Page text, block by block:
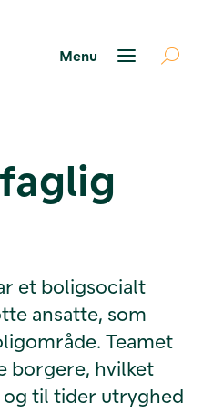
et boligsocialt
ansatte, som
Teamet
borgere, hvilket
og til tider utryghed